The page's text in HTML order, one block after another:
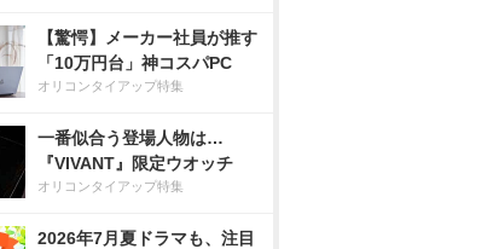
【驚愕】メーカー社員が推す
「10万円台」神コスパPC
オリコンタイアップ特集
一番似合う登場人物は…
『VIVANT』限定ウオッチ
オリコンタイアップ特集
2026年7月夏ドラマも、注目